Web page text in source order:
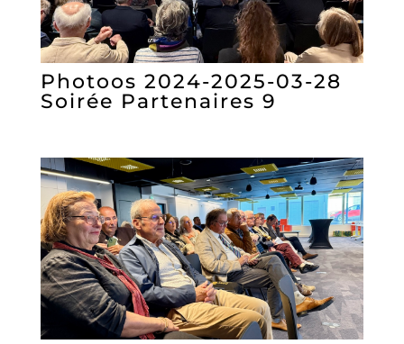
Photoos 2024-2025-03-28
Soirée Partenaires 9